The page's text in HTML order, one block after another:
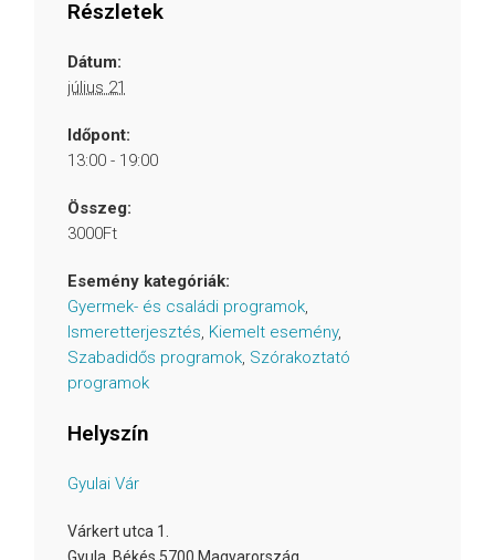
Részletek
Dátum:
július 21
Időpont:
13:00 - 19:00
Összeg:
3000Ft
Esemény kategóriák:
Gyermek- és családi programok,
Ismeretterjesztés, Kiemelt esemény,
Szabadidős programok, Szórakoztató
programok
Helyszín
Gyulai Vár
Várkert utca 1.